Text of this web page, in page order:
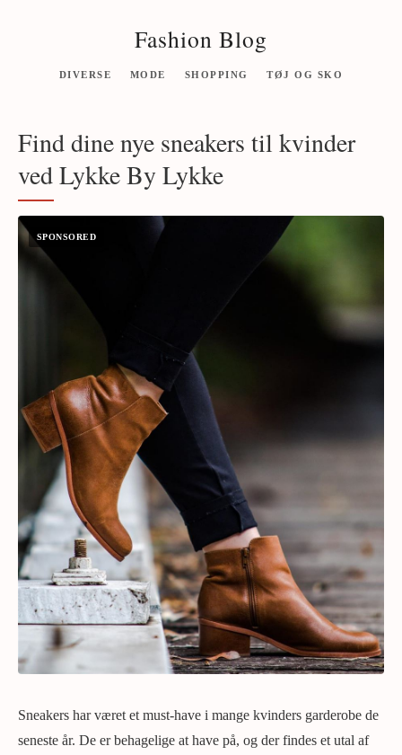
Fashion Blog
DIVERSE MODE SHOPPING TØJ OG SKO
Find dine nye sneakers til kvinder
ved Lykke By Lykke
Sneakers har været et must-have i mange kvinders garderobe de
seneste år. De er behagelige at have på, og der findes et utal af